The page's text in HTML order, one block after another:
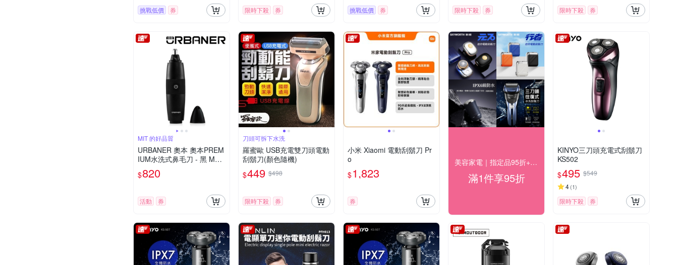
挑戰低價 券 限時下殺 券 挑戰低價 券 限時下殺 券 限時下殺 券
MIT 的好品質
URBANER 奧本 奧本PREM
IUM水洗式鼻毛刀 - 黑 MB-
061
$820
活動 券
刀頭可拆下水洗
羅蜜歐 USB充電雙刀頭電動
刮鬍刀(顏色隨機)
$449 $498
限時下殺 券
小米 Xiaomi 電動刮鬍刀 Pr
o
$1,823
券
美容家電｜指定品95折+快速到貨
滿1件享95折
KINYO三刀頭充電式刮鬍刀
KS502
$495 $549
4(1)
限時下殺 券